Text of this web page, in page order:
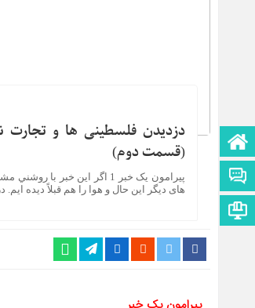
صفحه نخست
تماس با ما
دزدیدن فلسطینی ها و
(قسمت دوم)
پیرامون یک خبر 1 اگر اين
های ديگر اين حال و هوا را هم قبلاً ديده